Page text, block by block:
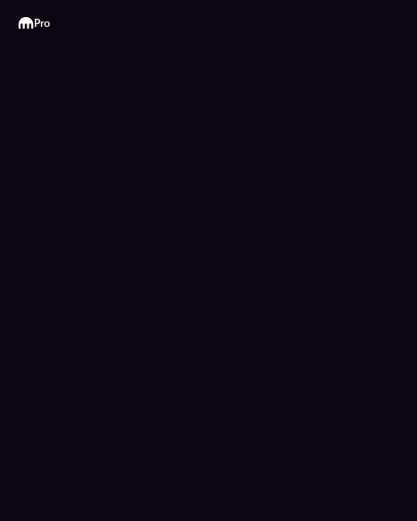
Kraken
Pro